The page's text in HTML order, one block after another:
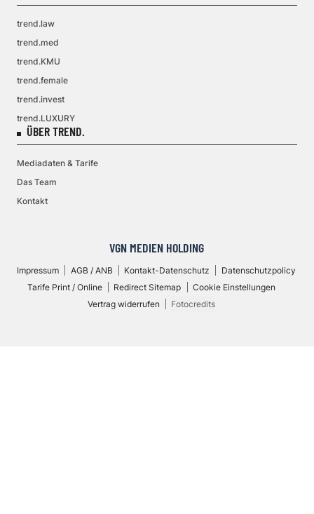
trend.law
trend.med
trend.KMU
trend.female
trend.invest
trend.LUXURY
ÜBER TREND.
Mediadaten & Tarife
Das Team
Kontakt
VGN MEDIEN HOLDING
Impressum AGB / ANB Kontakt-Datenschutz
Datenschutzpolicy
Tarife Print / Online
Redirect Sitemap
Cookie Einstellungen
Vertrag widerrufen
Fotocredits